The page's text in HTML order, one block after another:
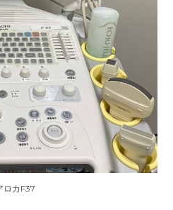
ロカF37